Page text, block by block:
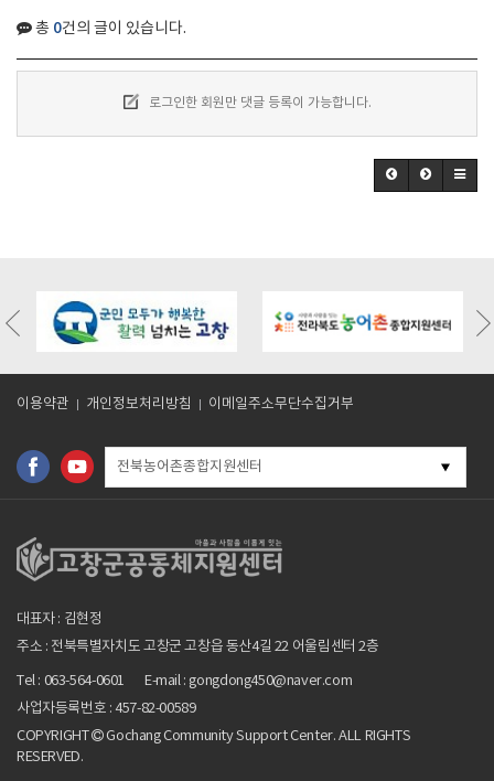
총 0건의 글이 있습니다.
로그인한 회원만 댓글 등록이 가능합니다.
https://gochangmaeul.kr/bbs/board.php?
bo_table=m05_01&wr_id=10
bo_table=m05_01&wr_id=9
이용약관 개인정보처리방침 이메일주소무단수집거부
전북농어촌종합지원센터
대표자 : 김현정
주소 : 전북특별자치도 고창군 고창읍 동산4길 22 어울림센터 2층
Tel : 063-564-0601
E-mail : gongdong450@naver.com
사업자등록번호 : 457-82-00589
COPYRIGHT
Gochang Community Support Center. ALL RIGHTS
RESERVED.